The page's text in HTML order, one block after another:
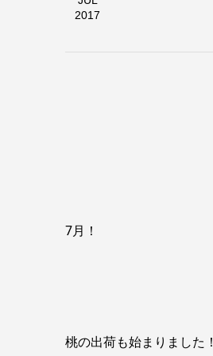
2017
7月！
桃の出荷も始まりました！